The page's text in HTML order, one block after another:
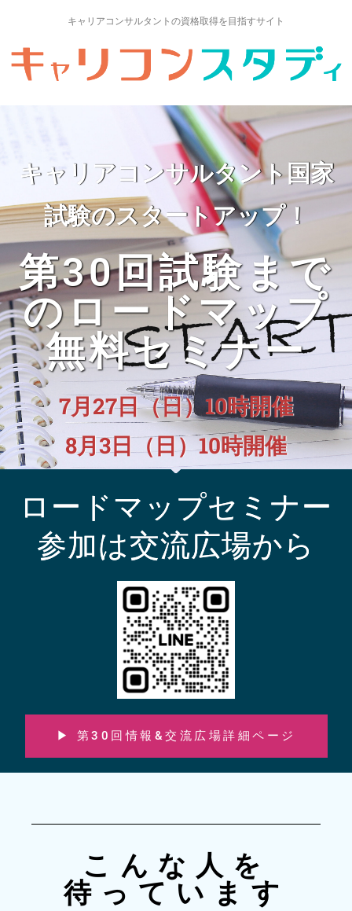
キャリアコンサルタントの資格取得を目指すサイト
キャリアコンサルタント国家
試験のスタートアップ！
第30回試験まで
のロードマップ
無料セミナー
7月27日（日）10時開催
8月3日（日）10時開催
ロードマップセミナー
参加は交流広場から
▶ 第30回情報&交流広場詳細ページ
こんな人を
待っています